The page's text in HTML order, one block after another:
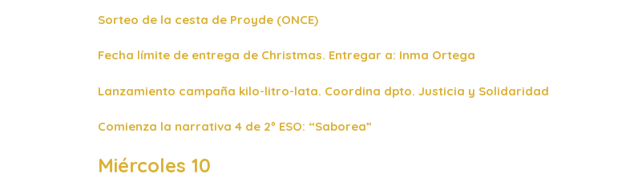
Sorteo de la cesta de Proyde (ONCE)
Fecha límite de entrega de Christmas. Entregar a: Inma Ortega
Lanzamiento campaña kilo-litro-lata. Coordina dpto. Justicia y Solidaridad
Comienza la narrativa 4 de 2º ESO: “Saborea”
Miércoles 10